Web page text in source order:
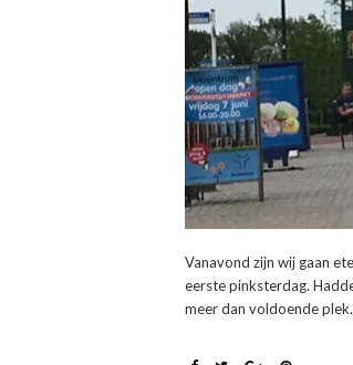
Vanavond zijn wij gaan
eerste pinksterdag.
meer dan voldoende